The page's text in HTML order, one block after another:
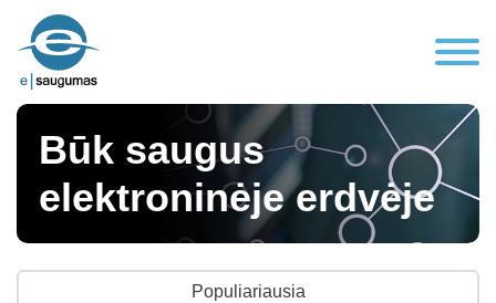
Būk saugus
elektroninėje erdvėje
Populiariausia